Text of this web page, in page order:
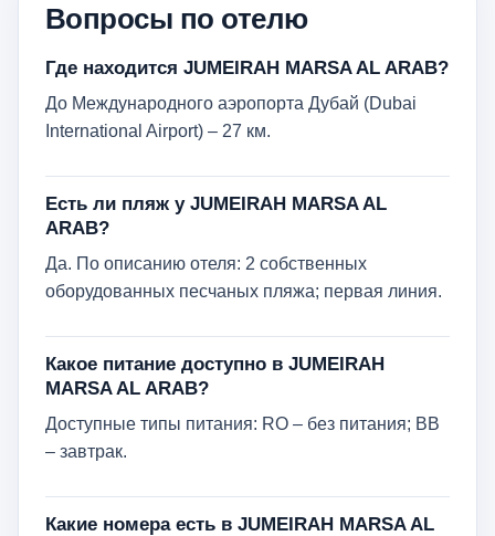
Вопросы по отелю
Где находится JUMEIRAH MARSA AL ARAB?
До Международного аэропорта Дубай (Dubai
International Airport) – 27 км.
Есть ли пляж у JUMEIRAH MARSA AL
ARAB?
Да. По описанию отеля: 2 собственных
оборудованных песчаных пляжа; первая линия.
Какое питание доступно в JUMEIRAH
MARSA AL ARAB?
Доступные типы питания: RO – без питания; BB
– завтрак.
Какие номера есть в JUMEIRAH MARSA AL